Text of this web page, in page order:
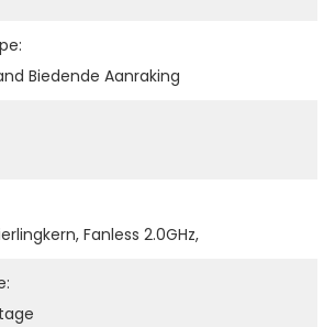
Biedende Aanraking
Fanless 2.0GHz,